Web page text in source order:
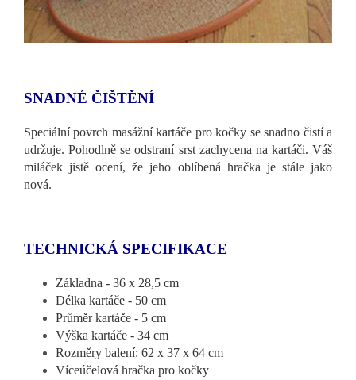
SNADNÉ ČIŠTĚNÍ
Speciální povrch masážní kartáče pro kočky se snadno čistí a
udržuje. Pohodlně se odstraní srst zachycena na kartáči. Váš
miláček jistě ocení, že jeho oblíbená hračka je stále jako
nová.
TECHNICKÁ SPECIFIKACE
Základna - 36 x 28,5 cm
Délka kartáče - 50 cm
Průměr kartáče - 5 cm
Výška kartáče - 34 cm
Rozměry balení: 62 x 37 x 64 cm
Víceúčelová hračka pro kočky